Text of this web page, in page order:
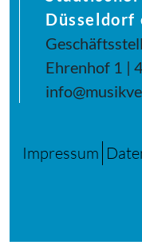
Düsseldorf
Ehrenhof 1 |
Impressum